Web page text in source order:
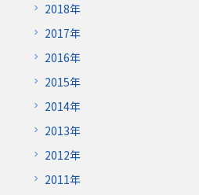
2018年
2017年
2016年
2015年
2014年
2013年
2012年
2011年